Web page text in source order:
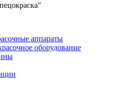
аппараты
оборудование